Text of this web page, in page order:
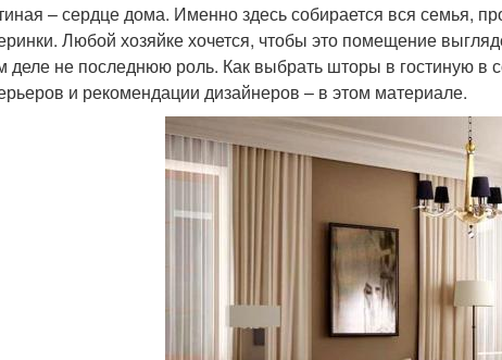
– сердце дома. Именно здесь собирается вся семья,
Любой хозяйке хочется, чтобы это помещение
деле не последнюю роль. Как выбрать шторы в гостиную
и рекомендации дизайнеров – в этом материале.